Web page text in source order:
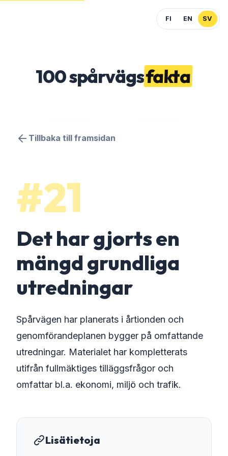
FI EN SV
100spårvägsfakta
Tillbaka till framsidan
#21
Det har gjorts en
mängd grundliga
utredningar
Spårvägen har planerats i årtionden och
genomförandeplanen bygger på omfattande
utredningar. Materialet har kompletterats
utifrån fullmäktiges tilläggsfrågor och
omfattar bl.a. ekonomi, miljö och trafik.
Lisätietoja